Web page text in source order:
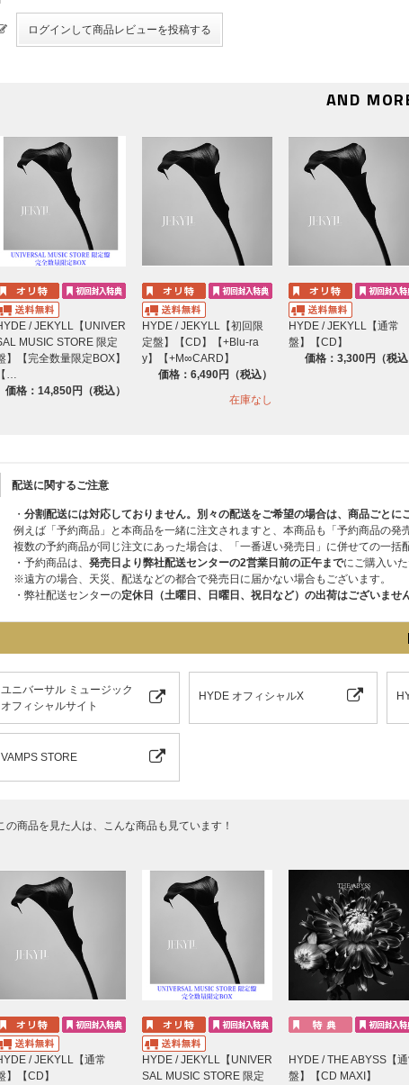
AND
/ JEKYLL【UNIVER
MUSIC STORE 限定
】【完全数量限定BOX】
【…
価格：14,850円（税込）
HYDE / JEKYLL【初回限
定盤】【CD】【+Blu-ra
y】【+M∞CARD】
価格：6,490円（税込）
在庫なし
HYDE / JEKYLL【通常
盤】【CD】
価格：3,300円（税込
配送に関するご注意
・ 分割配送には対応しておりません。別々の配送をご希望の場合は、商品ごとに
例えば「予約商品」と本商品を一緒に注文されますと、本商品も「予約商品の発
複数の予約商品が同じ注文にあった場合は、「一番遅い発売日」に併せての一括
・予約商品は、 発売日より弊社配送センターの2営業日前の正午までにご購入いた
※遠方の場合、天災、配送などの都合で発売日に届かない場合もございます。
・弊社配送センターの定休日（土曜日、日曜日、祝日など）の出荷はございません
ユニバーサル ミュージック
オフィシャルサイト
HYDE オフィシャルX
VAMPS STORE
の商品を見た人は、こんな商品も見ています！
/ JEKYLL【通常
】【CD】
HYDE / JEKYLL【UNIVER
SAL MUSIC STORE 限定
HYDE / THE ABYSS【
盤】【CD MAXI】